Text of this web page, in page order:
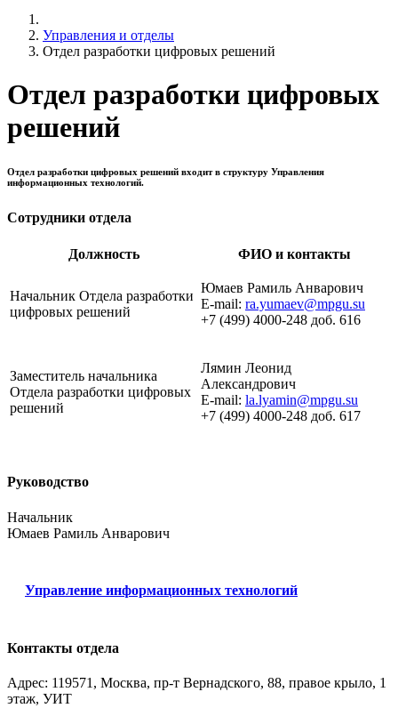
Управления и отделы
Отдел разработки цифровых решений
Отдел разработки цифровых
решений
Отдел разработки цифровых решений входит в структуру Управления
информационных технологий.
Сотрудники отдела
Должность ФИО и контакты
Начальник Отдела разработки
цифровых решений
Юмаев Рамиль Анварович
E-mail: ra.yumaev@mpgu.su
+7 (499) 4000-248 доб. 616
Заместитель начальника
Отдела разработки цифровых
решений
Лямин Леонид
Александрович
E-mail: la.lyamin@mpgu.su
+7 (499) 4000-248 доб. 617
Руководство
Начальник
Юмаев Рамиль Анварович
Управление информационных технологий
Контакты отдела
Адрес: 119571, Москва, пр-т Вернадского, 88, правое крыло, 1
этаж, УИТ